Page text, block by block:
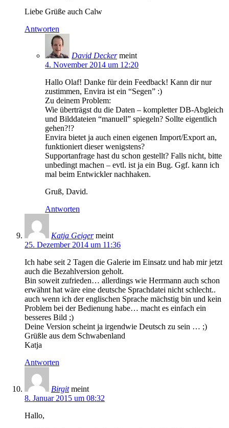
Liebe Grüße auch Calw
Antworten
David Decker meint
4. November 2014 um 12:20
Hallo Olaf! Danke für dein Feedback! Kann dir nur
zustimmen, Envira ist ein “Segen” :)
Zu deinem Problem:
Wie überträgst du die Daten – kompletter DB-Abgleich
und Bilddateien “manuell” spiegeln? Sollte eigentlich
gehen?!?
Envira bietet ja auch einen eigenen Import/Export an,
funktioniert dieser wenigstens?
Supportanfrage hast du schon gestellt? Falls nicht, bitte
unbedingt machen – evtl. ist ja ein Bug. Ggf. kann ich
mal beim Entwickler nachhaken.
Gruß, David.
Antworten
Katja Geiger meint
25. Dezember 2014 um 11:36
Ich habe seit 2 Tagen die Galerie im Einsatz und hab mir jetzt
auch die Bezahlversion geholt.
Bin soweit zufrieden… allerdings wie Herrmann auch schon
erwähnt hat wäre eine deutsche Sprachdatei nicht schlecht..
auch wenn ich der englischen Sprache mächstig bin und kein
Problem bei der Bedienung habe… macht es einfach ein
besseres Bild ;)
Deine Version scheint ja irgendwie Deutsch zu sein … ;)
Grüßle aus dem Schwabenland
Katja
Antworten
Birgit meint
8. Januar 2015 um 08:32
Hallo,